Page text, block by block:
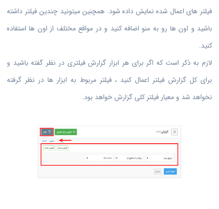
فیلتر های اعمال شده نمایش داده شود. همچنین میتونید چندین فیلتر داشته
باشید و اون ها رو به منو اضافه کنید و در مواقع مختلف از اون ها استفاده
کنید.
لازم به ذکر است که اگر برای هر ابزار گزارش فیلتری در نظر گفته باشید و
برای کل گزارش فیلتر اعمال کنید ، فیلتر مربوط به ابزار ها در نظر گرفته
نخواهد شد و معیار فیلتر کلی گزارش خواهد بود.